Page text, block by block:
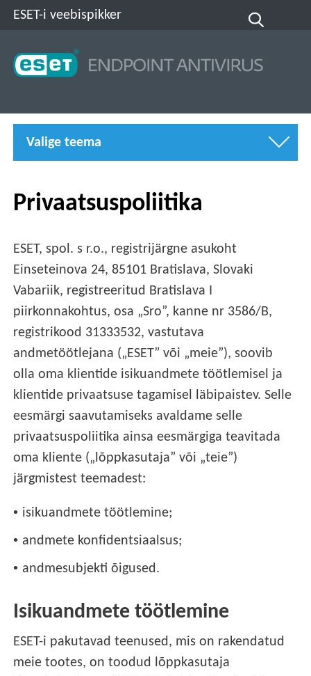
ESET-i veebispikker
Valige teema
Privaatsuspoliitika
ESET, spol. s r.o., registrijärgne asukoht
Einseteinova 24, 85101 Bratislava, Slovaki
Vabariik, registreeritud Bratislava I
piirkonnakohtus, osa „Sro”, kanne nr 3586/B,
registrikood 31333532, vastutava
andmetöötlejana („ESET” või „meie”), soovib
olla oma klientide isikuandmete töötlemisel ja
klientide privaatsuse tagamisel läbipaistev. Selle
eesmärgi saavutamiseks avaldame selle
privaatsuspoliitika ainsa eesmärgiga teavitada
oma kliente („lõppkasutaja” või „teie”)
järgmistest teemadest:
• isikuandmete töötlemine;
• andmete konfidentsiaalsus;
• andmesubjekti õigused.
Isikuandmete töötlemine
ESET-i pakutavad teenused, mis on rakendatud
meie tootes, on toodud lõppkasutaja